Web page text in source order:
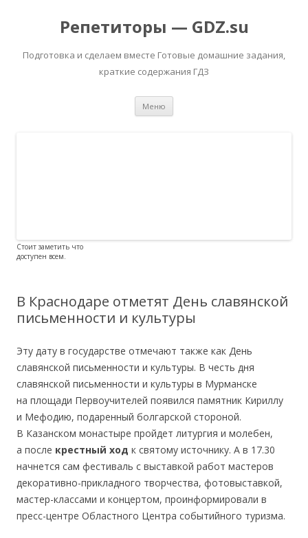
Репетиторы — GDZ.su
Подготовка и сделаем вместе Готовые домашние задания,
краткие содержания ГДЗ
Меню
Стоит заметить что
доступен всем.
В Краснодаре отметят День славянской
письменности и культуры
Эту дату в государстве отмечают также как День
славянской письменности и культуры. В честь дня
славянской письменности и культуры в Мурманске
на площади Первоучителей появился памятник Кириллу
и Мефодию, подаренный болгарской стороной.
В Казанском монастыре пройдет литургия и молебен,
а после крестный ход к святому источнику. А в 17.30
начнется сам фестиваль с выставкой работ мастеров
декоративно-прикладного творчества, фотовыставкой,
мастер-классами и концертом, проинформировали в
пресс-центре Областного Центра событийного туризма.